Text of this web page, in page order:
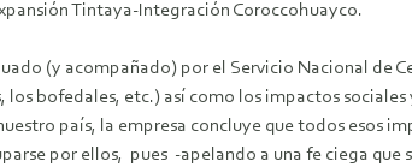
Tintaya-Integración Coroccohuayco.
(y acompañado) por el Servicio Nacional de
bofedales, etc.) así como los impactos
país, la empresa concluye que todos esos
por ellos, pues -apelando a una fe ciega que